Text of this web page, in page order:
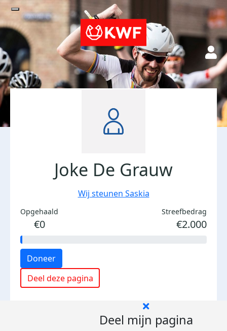
Joke De Grauw
Wij steunen Saskia
Opgehaald
€0
Streefbedrag
€2.000
Doneer
Deel deze pagina
Deel mijn pagina